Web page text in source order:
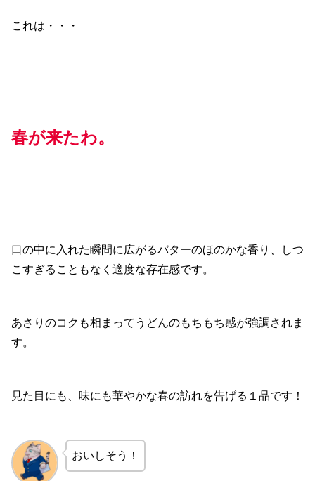
これは・・・
春が来たわ。
口の中に入れた瞬間に広がるバターのほのかな香り、しつ
こすぎることもなく適度な存在感です。
あさりのコクも相まってうどんのもちもち感が強調されま
す。
見た目にも、味にも華やかな春の訪れを告げる１品です！
おいしそう！